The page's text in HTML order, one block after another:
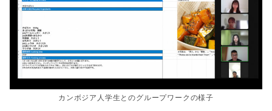
カンボジア人学生とのグループワークの様子